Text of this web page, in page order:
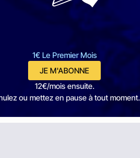
1€ Le Premier Mois
JE M'ABONNE
12€/mois ensuite.
ou mettez en pause à tout moment.